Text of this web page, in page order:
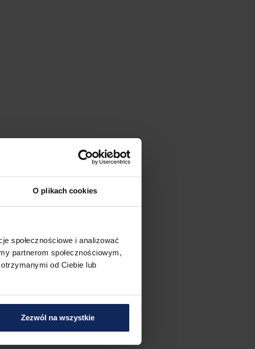
O plikach cookies
społecznościowe i analizować
partnerom społecznościowym,
od Ciebie lub
Zezwól na wszystkie